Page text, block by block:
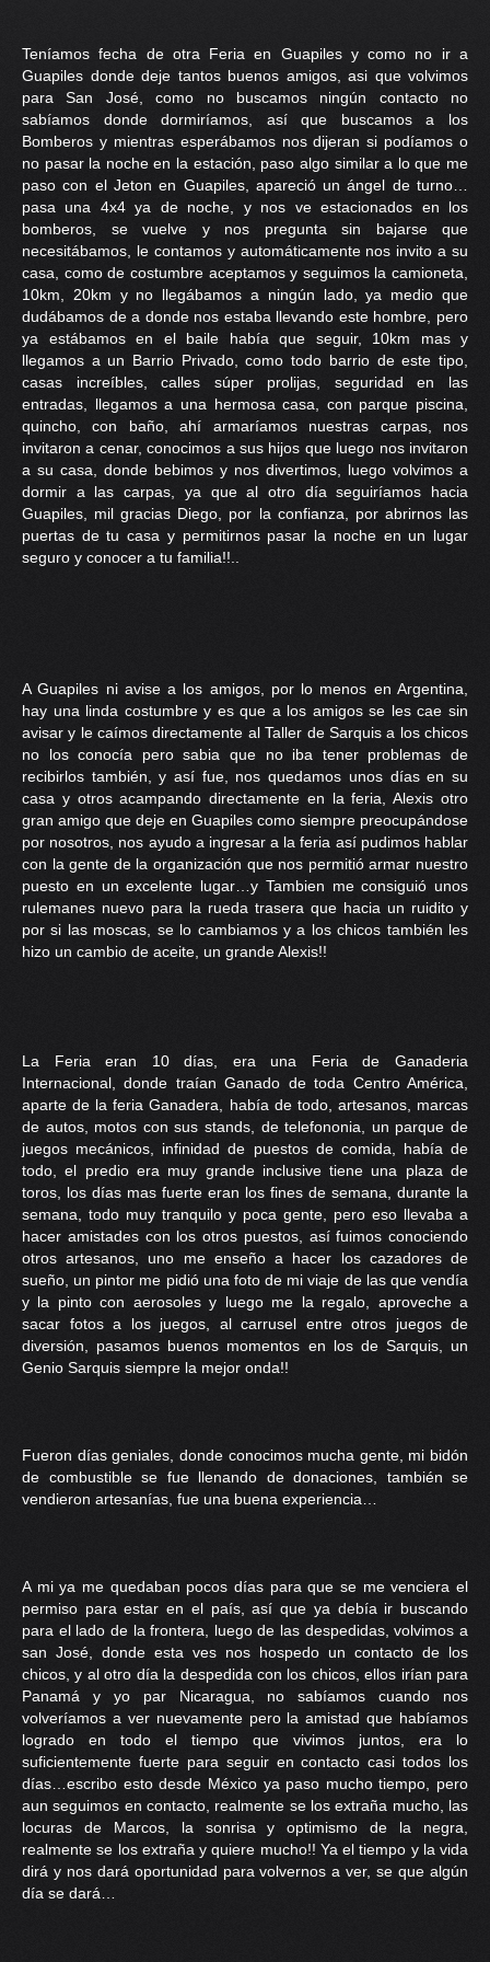
CONTACTO
Teníamos fecha de otra Feria en Guapiles y como no ir a
Guapiles donde deje tantos buenos amigos, asi que volvimos
para San José, como no buscamos ningún contacto no
sabíamos donde dormiríamos, así que buscamos a los
Bomberos y mientras esperábamos nos dijeran si podíamos o
no pasar la noche en la estación, paso algo similar a lo que me
paso con el Jeton en Guapiles, apareció un ángel de turno…
pasa una 4x4 ya de noche, y nos ve estacionados en los
bomberos, se vuelve y nos pregunta sin bajarse que
necesitábamos, le contamos y automáticamente nos invito a su
casa, como de costumbre aceptamos y seguimos la camioneta,
10km, 20km y no llegábamos a ningún lado, ya medio que
dudábamos de a donde nos estaba llevando este hombre, pero
ya estábamos en el baile había que seguir, 10km mas y
llegamos a un Barrio Privado, como todo barrio de este tipo,
casas increíbles, calles súper prolijas, seguridad en las
entradas, llegamos a una hermosa casa, con parque piscina,
quincho, con baño, ahí armaríamos nuestras carpas, nos
invitaron a cenar, conocimos a sus hijos que luego nos invitaron
a su casa, donde bebimos y nos divertimos, luego volvimos a
dormir a las carpas, ya que al otro día seguiríamos hacia
Guapiles, mil gracias Diego, por la confianza, por abrirnos las
puertas de tu casa y permitirnos pasar la noche en un lugar
seguro y conocer a tu familia!!..
A Guapiles ni avise a los amigos, por lo menos en Argentina,
hay una linda costumbre y es que a los amigos se les cae sin
avisar y le caímos directamente al Taller de Sarquis a los chicos
no los conocía pero sabia que no iba tener problemas de
recibirlos también, y así fue, nos quedamos unos días en su
casa y otros acampando directamente en la feria, Alexis otro
gran amigo que deje en Guapiles como siempre preocupándose
por nosotros, nos ayudo a ingresar a la feria así pudimos hablar
con la gente de la organización que nos permitió armar nuestro
puesto en un excelente lugar…y Tambien me consiguió unos
rulemanes nuevo para la rueda trasera que hacia un ruidito y
por si las moscas, se lo cambiamos y a los chicos también les
hizo un cambio de aceite, un grande Alexis!!
La Feria eran 10 días, era una Feria de Ganaderia
Internacional, donde traían Ganado de toda Centro América,
aparte de la feria Ganadera, había de todo, artesanos, marcas
de autos, motos con sus stands, de telefononia, un parque de
juegos mecánicos, infinidad de puestos de comida, había de
todo, el predio era muy grande inclusive tiene una plaza de
toros, los días mas fuerte eran los fines de semana, durante la
semana, todo muy tranquilo y poca gente, pero eso llevaba a
hacer amistades con los otros puestos, así fuimos conociendo
otros artesanos, uno me enseño a hacer los cazadores de
sueño, un pintor me pidió una foto de mi viaje de las que vendía
y la pinto con aerosoles y luego me la regalo, aproveche a
sacar fotos a los juegos, al carrusel entre otros juegos de
diversión, pasamos buenos momentos en los de Sarquis, un
Genio Sarquis siempre la mejor onda!!
Fueron días geniales, donde conocimos mucha gente, mi bidón
de combustible se fue llenando de donaciones, también se
vendieron artesanías, fue una buena experiencia…
A mi ya me quedaban pocos días para que se me venciera el
permiso para estar en el país, así que ya debía ir buscando
para el lado de la frontera, luego de las despedidas, volvimos a
san José, donde esta ves nos hospedo un contacto de los
chicos, y al otro día la despedida con los chicos, ellos irían para
Panamá y yo par Nicaragua, no sabíamos cuando nos
volveríamos a ver nuevamente pero la amistad que habíamos
logrado en todo el tiempo que vivimos juntos, era lo
suficientemente fuerte para seguir en contacto casi todos los
días…escribo esto desde México ya paso mucho tiempo, pero
aun seguimos en contacto, realmente se los extraña mucho, las
locuras de Marcos, la sonrisa y optimismo de la negra,
realmente se los extraña y quiere mucho!! Ya el tiempo y la vida
dirá y nos dará oportunidad para volvernos a ver, se que algún
día se dará…